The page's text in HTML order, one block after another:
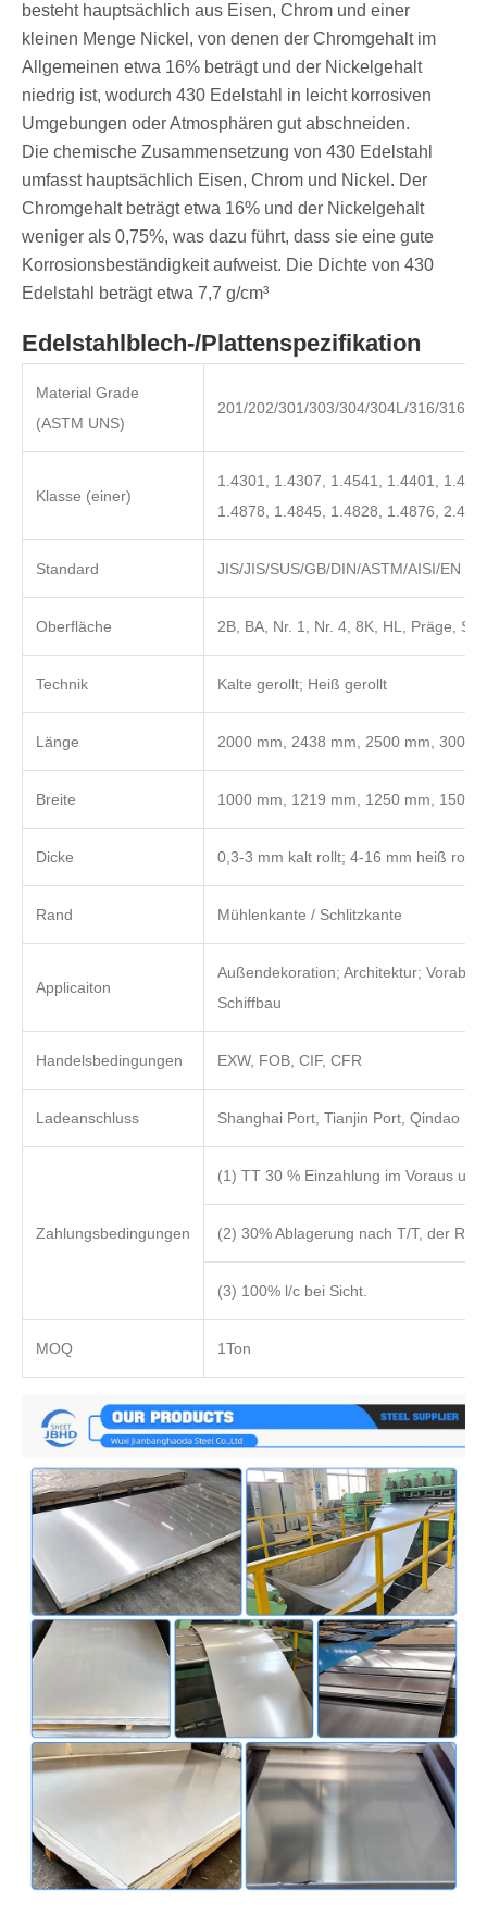
besteht hauptsächlich aus Eisen, Chrom und einer
kleinen Menge Nickel, von denen der Chromgehalt im
Allgemeinen etwa 16% beträgt und der Nickelgehalt
niedrig ist, wodurch 430 Edelstahl in leicht korrosiven
Umgebungen oder Atmosphären gut abschneiden.
Die chemische Zusammensetzung von 430 Edelstahl
umfasst hauptsächlich Eisen, Chrom und Nickel. Der
Chromgehalt beträgt etwa 16% und der Nickelgehalt
weniger als 0,75%, was dazu führt, dass sie eine gute
Korrosionsbeständigkeit aufweist. Die Dichte von 430
Edelstahl beträgt etwa 7,7 g/cm³
Edelstahlblech-/Plattenspezifikation
Material Grade
(ASTM UNS)
201/202/301/303/304/304L/316/
Klasse (einer)
1.4301, 1.4307, 1.4541, 1.4401,
1.4878, 1.4845, 1.4828, 1.4876,
Standard JIS/JIS/SUS/GB/DIN/ASTM/AISI/EN
Oberfläche 2B, BA, Nr. 1, Nr. 4, 8K, HL, Präge,
Technik Kalte gerollt; Heiß gerollt
Länge 2000 mm, 2438 mm, 2500 mm, 3000
Breite 1000 mm, 1219 mm, 1250 mm, 1500
Dicke 0,3-3 mm kalt rollt; 4-16 mm heiß
Rand Mühlenkante / Schlitzkante
Applicaiton
Außendekoration; Architektur;
Schiffbau
Handelsbedingungen EXW, FOB, CIF, CFR
Ladeanschluss Shanghai Port, Tianjin Port, Qindao
Zahlungsbedingungen
(1) TT 30 % Einzahlung im Voraus
(2) 30% Ablagerung nach T/T, der
(3) 100% l/c bei Sicht.
MOQ 1Ton